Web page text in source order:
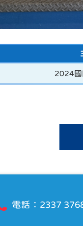
2024國
電話：2337